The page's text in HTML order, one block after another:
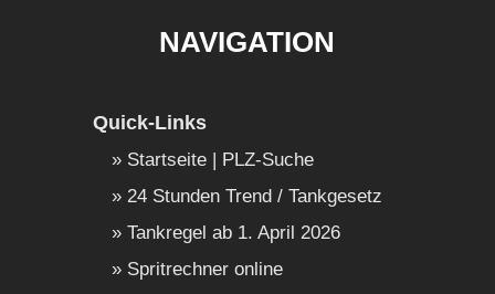
NAVIGATION
Quick-Links
Startseite | PLZ-Suche
24 Stunden Trend / Tankgesetz
Tankregel ab 1. April 2026
Spritrechner online